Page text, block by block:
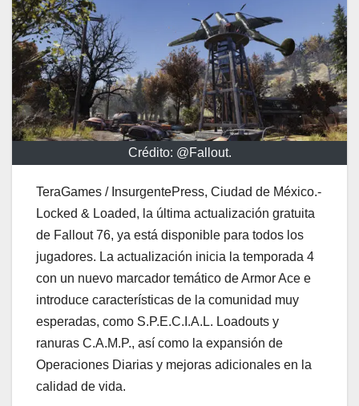
Crédito: @Fallout.
TeraGames / InsurgentePress, Ciudad de México.-
Locked & Loaded, la última actualización gratuita
de Fallout 76, ya está disponible para todos los
jugadores. La actualización inicia la temporada 4
con un nuevo marcador temático de Armor Ace e
introduce características de la comunidad muy
esperadas, como S.P.E.C.I.A.L. Loadouts y
ranuras C.A.M.P., así como la expansión de
Operaciones Diarias y mejoras adicionales en la
calidad de vida.